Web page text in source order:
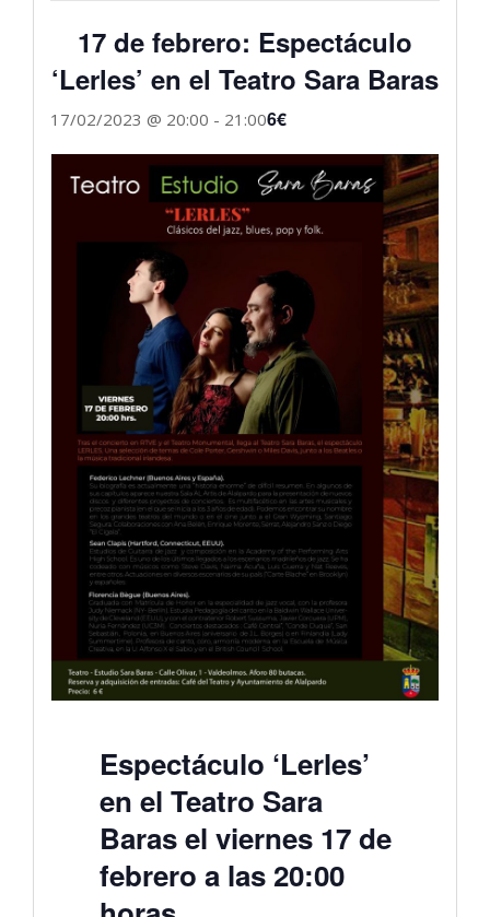
17 de febrero: Espectáculo
‘Lerles’ en el Teatro Sara Baras
17/02/2023 @ 20:00 - 21:006€
Espectáculo ‘Lerles’
en el Teatro Sara
Baras el viernes 17 de
febrero a las 20:00